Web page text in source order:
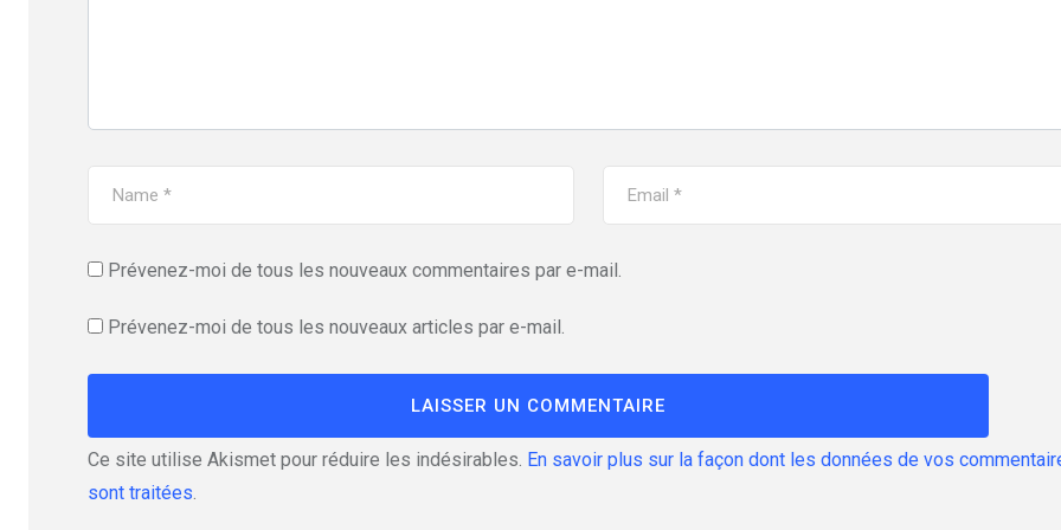
Prévenez-moi de tous les nouveaux commentaires par e-mail.
Prévenez-moi de tous les nouveaux articles par e-mail.
Ce site utilise Akismet pour réduire les indésirables. En savoir plus sur la façon dont les données de vos
sont traitées.